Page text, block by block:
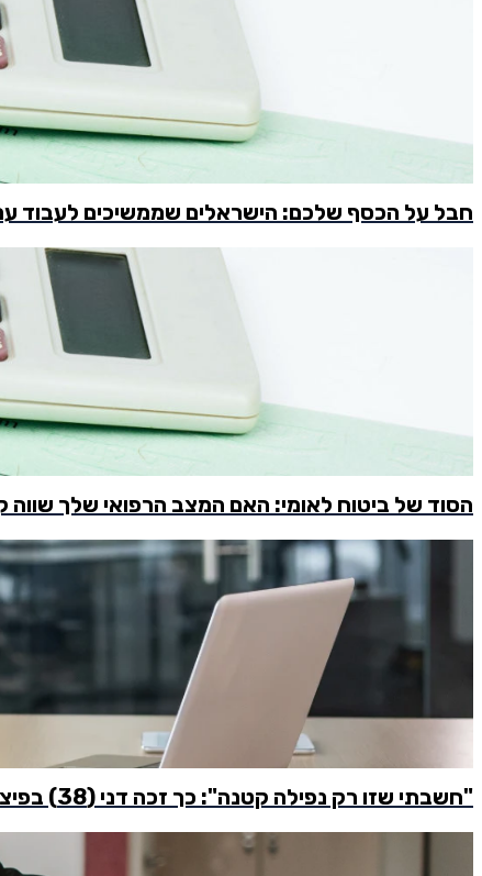
חבל על הכסף שלכם: הישראלים שממשיכים לעבוד
הסוד של ביטוח לאומי: האם המצב הרפואי שלך
"חשבתי שזו רק נפילה קטנה": כך זכה דני (38) בפיצוי של 165 אלף שקל מתאונת עבודה בחניון המשרד